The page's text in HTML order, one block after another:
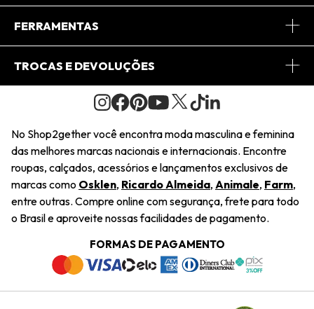
Journal
Saiu na Mídia
Sustentabilidade
Navegando
Termos e Condições
Trabalhe Conosco
Central de Relacionamento
Regulamento e Promoções
FERRAMENTAS
Minha Conta
Pedido de Presente
Wishlist
TROCAS E DEVOLUÇÕES
Condições Gerais
Troca Fácil
Restituição de Pagamento
Dúvidas Frequentes
Termos e Condições
Política de Privacidade
No Shop2gether você encontra moda masculina e feminina
das melhores marcas nacionais e internacionais. Encontre
roupas, calçados, acessórios e lançamentos exclusivos de
marcas como Osklen, Ricardo Almeida, Animale, Farm,
entre outras. Compre online com segurança, frete para todo
o Brasil e aproveite nossas facilidades de pagamento.
FORMAS DE PAGAMENTO